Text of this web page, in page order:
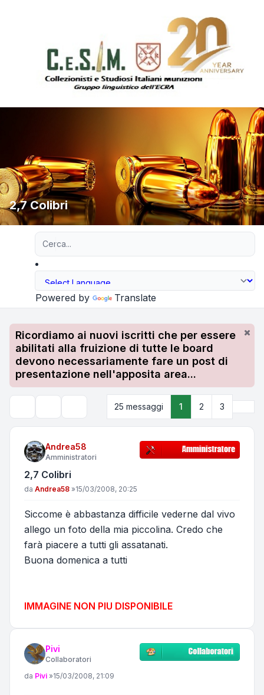
2,7 Colibri
Powered by Translate
Ricordiamo ai nuovi iscritti che per essere
abilitati alla fruizione di tutte le board
devono necessariamente fare un post di
presentazione nell'apposita area...
Strumenti argomento25 messaggi 1 2 3
Andrea58
Amministratori
2,7 Colibri
Messaggio
da Andrea58 »15/03/2008, 20:25
Siccome è abbastanza difficile vederne dal vivo
allego un foto della mia piccolina. Credo che
farà piacere a tutti gli assatanati.
Buona domenica a tutti
IMMAGINE NON PIU DISPONIBILE
Pivi
Collaboratori
Messaggio
da Pivi »15/03/2008, 21:09